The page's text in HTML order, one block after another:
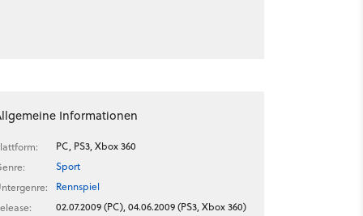
Informationen
PC, PS3, Xbox 360
Sport
Rennspiel
02.07.2009 (PC), 04.06.2009 (PS3, Xbox 360)